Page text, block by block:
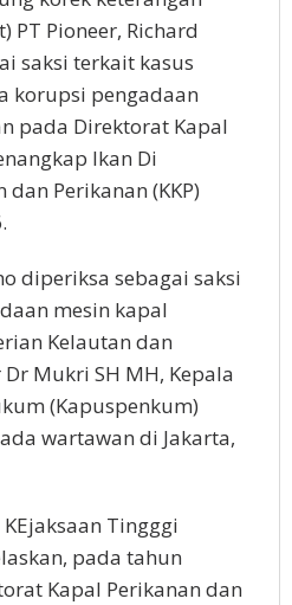
PT Pioneer, Richard
saksi terkait kasus
korupsi pengadaan
pada Direktorat Kapal
Ikan Di
Perikanan (KKP)
diperiksa sebagai saksi
mesin kapal
Kelautan dan
Dr Mukri SH MH, Kepala
(Kapuspenkum)
wartawan di Jakarta,
Tingggi
pada tahun
Kapal Perikanan dan